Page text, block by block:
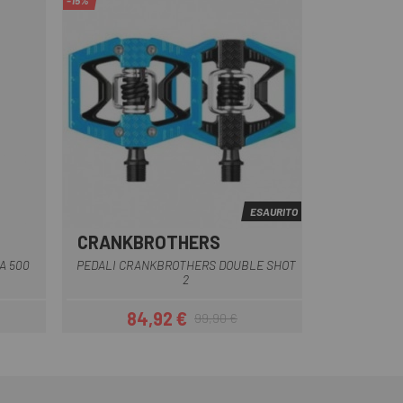
500
Blu Arancia
Nero
ESAURITO
CRANKBROTHERS
PEDALI CRANKBROTHERS DOUBLE SHOT
2
Prezzo
84,92 €Prezzo base
99,90 €